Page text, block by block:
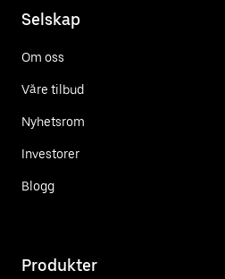
Selskap
Om oss
Våre tilbud
Nyhetsrom
Investorer
Blogg
Produkter